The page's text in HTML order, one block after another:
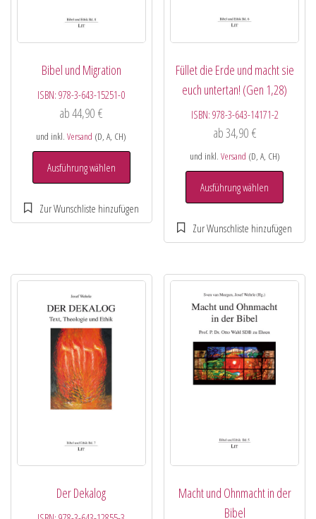
Bibel und Migration
ISBN:978-3-643-15251-0
ab44,90€
und inkl.Versand (D, A, CH)
Ausführung wählen
Füllet die Erde und macht sie
euch untertan! (Gen 1,28)
ISBN: 978-3-643-14171-2
ab34,90 €
und inkl. Versand (D, A, CH)
Ausführung wählen
Der Dekalog
Macht und Ohnmacht in der
Bibel